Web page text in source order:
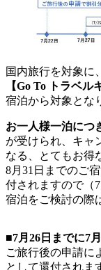
国内旅行を対象に
【Go To トラベル
宿泊から対象とな
お一人様一泊につ
が受けられ、キャ
なる、とてもお得
8月31日までのご
付されますので（
宿泊をご検討の際
■7月26日までに7
ご旅行後の申請に
として還付され